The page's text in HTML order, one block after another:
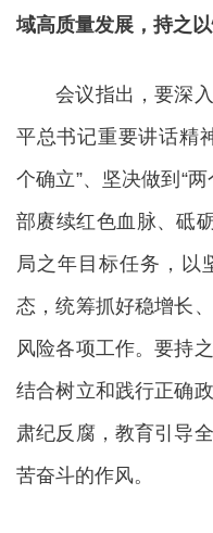
域高质量发展，持之
会议指出，要深入
平总书记重要讲话精
个确立”、坚决做到“
部赓续红色血脉、砥
局之年目标任务，以
态，统筹抓好稳增长
风险各项工作。要持
结合树立和践行正确
肃纪反腐，教育引导
苦奋斗的作风。